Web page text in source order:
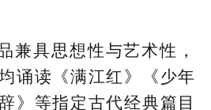
兼具思想性与艺术性，
诵读《满江红》《少年
》等指定古代经典篇目